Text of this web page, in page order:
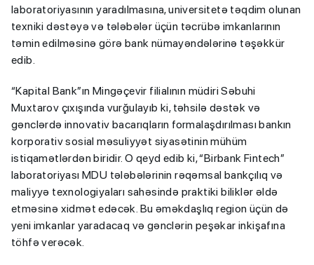
laboratoriyasının yaradılmasına, universitetə təqdim olunan
texniki dəstəyə və tələbələr üçün təcrübə imkanlarının
təmin edilməsinə görə bank nümayəndələrinə təşəkkür
edib.
“Kapital Bank”ın Mingəçevir filialının müdiri Səbuhi
Muxtarov çıxışında vurğulayıb ki, təhsilə dəstək və
gənclərdə innovativ bacarıqların formalaşdırılması bankın
korporativ sosial məsuliyyət siyasətinin mühüm
istiqamətlərdən biridir. O qeyd edib ki, “Birbank Fintech”
laboratoriyası MDU tələbələrinin rəqəmsal bankçılıq və
maliyyə texnologiyaları sahəsində praktiki biliklər əldə
etməsinə xidmət edəcək. Bu əməkdaşlıq region üçün də
yeni imkanlar yaradacaq və gənclərin peşəkar inkişafına
töhfə verəcək.